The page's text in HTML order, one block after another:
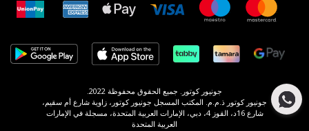
جونيور كوتور. جميع الحقوق محفوظة 2022.
جونيور كوتور ذ.م.م. المكتب المسجل جونيور كوتور، زاوية شارع أم سقيم،
شارع 16د، القوز 4، دبي، الإمارات العربية المتحدة، مسجلة في الإمارات
العربية المتحدة